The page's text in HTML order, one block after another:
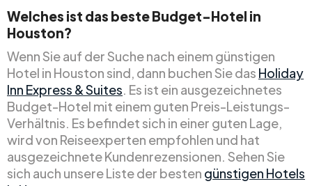
Welches ist das beste Budget-Hotel in
Houston?
Wenn Sie auf der Suche nach einem günstigen
Hotel in Houston sind, dann buchen Sie das Holiday
Inn Express & Suites. Es ist ein ausgezeichnetes
Budget-Hotel mit einem guten Preis-Leistungs-
Verhältnis. Es befindet sich in einer guten Lage,
wird von Reiseexperten empfohlen und hat
ausgezeichnete Kundenrezensionen. Sehen Sie
sich auch unsere Liste der besten günstigen Hotels